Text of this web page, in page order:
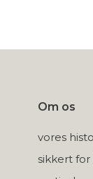
Om os
vores
sikkert